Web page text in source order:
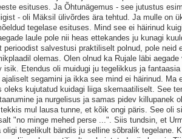
esituses. Ja Õhtunägemus - see jutustus
- oli Mäksil ülivõrdes ära tehtud. Ja mulle on
tegelase esituses. Mind see ei häirinud
laule pole nii heas ettekandes ju kunagi
perioodist salvestusi praktiliselt polnud, pole neid
olemas. Olen olnud ka Rujale läbi aegade
isik. Etendus oli muidugi ju tegelikkus ja
ajaliselt segamini ja ikka see mind ei häirinud. Ma
oleks kujutatud kuidagi liiga skemaatiliselt. See
ja nurgelisus ja samas pidev killupanek
tekkis mul lausa tunne, et kõik ongi päris. See oli
"no minge mehed perse ...". Siis tundsin, et
oligi tegelikult bändis ju selline sõbralik tegelane.